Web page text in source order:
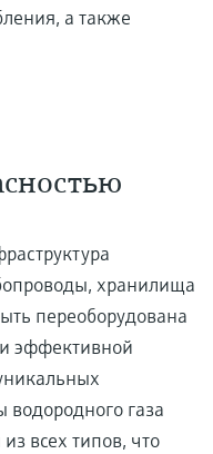
а также
хранилища
переоборудована
эффективной
газа
всех типов, что